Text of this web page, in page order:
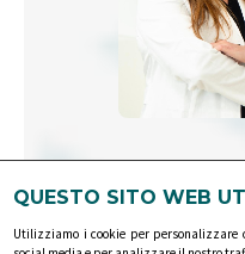
Medico Chirurgo
QUESTO SITO WEB
Utilizziamo i cookie per